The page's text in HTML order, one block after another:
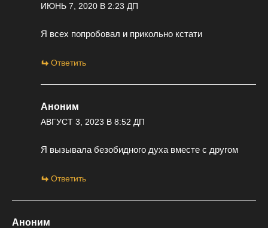
ИЮНЬ 7, 2020 В 2:23 ДП
Я всех попробовал и прикольно кстати
Ответить
Аноним
АВГУСТ 3, 2023 В 8:52 ДП
Я вызывала безобидного духа вместе с другом
Ответить
Аноним